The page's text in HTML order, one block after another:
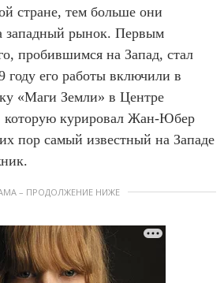
стране, тем больше они
западный рынок. Первым
пробившимся на Запад, стал
его работы включили в
«Маги Земли» в Центре
курировал Жан-Юбер
пор самый известный на Западе
– ПРОДОЛЖЕНИЕ НИЖЕ